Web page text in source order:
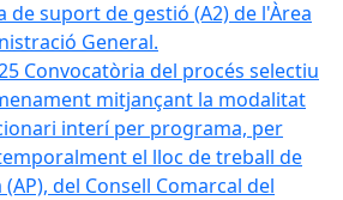
de suport de gestió (A2) de l'Àrea
General.
Convocatòria del procés selectiu
mitjançant la modalitat
interí per programa, per
el lloc de treball de
(AP), del Consell Comarcal del